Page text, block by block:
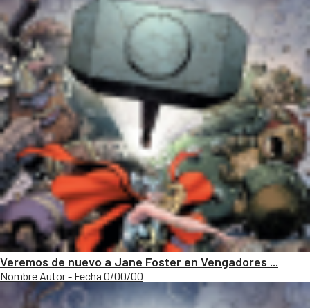
Veremos de nuevo a Jane Foster en Vengadores ...
Nombre Autor - Fecha 0/00/00